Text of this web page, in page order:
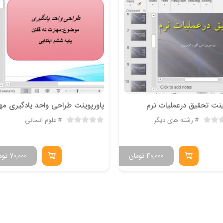
تحقیق درعملیات نرم
رشته های دیگر
تومان40,000
علوم انسانی
70,000